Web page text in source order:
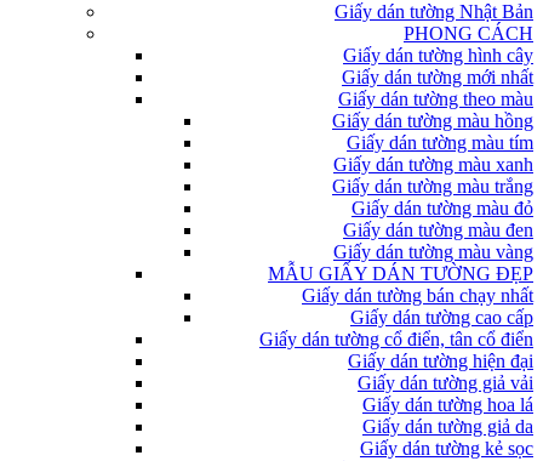
Giấy dán tường Nhật Bản
PHONG CÁCH
Giấy dán tường hình cây
Giấy dán tường mới nhất
Giấy dán tường theo màu
Giấy dán tường màu hồng
Giấy dán tường màu tím
Giấy dán tường màu xanh
Giấy dán tường màu trắng
Giấy dán tường màu đỏ
Giấy dán tường màu đen
Giấy dán tường màu vàng
MẪU GIẤY DÁN TƯỜNG ĐẸP
Giấy dán tường bán chạy nhất
Giấy dán tường cao cấp
Giấy dán tường cổ điển, tân cổ điển
Giấy dán tường hiện đại
Giấy dán tường giả vải
Giấy dán tường hoa lá
Giấy dán tường giả da
Giấy dán tường kẻ sọc